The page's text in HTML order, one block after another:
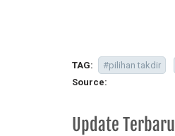
TAG: #pilihan takdir
Source:
Update Terbaru